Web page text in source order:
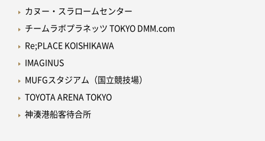
カヌー・スラロームセンター
チームラボプラネッツ TOKYO DMM.com
Re;PLACE KOISHIKAWA
IMAGINUS
MUFGスタジアム（国立競技場）
TOYOTA ARENA TOKYO
神湊港船客待合所